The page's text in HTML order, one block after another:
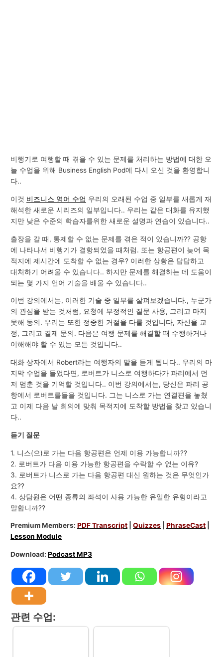
비행기로 여행할 때 겪을 수 있는 문제를 처리하는 방법에 대한 오
늘 수업을 위해 Business English Pod에 다시 오신 것을 환영합니
다..
이것 비즈니스 영어 수업 우리의 오래된 수업 중 일부를 새롭게 재
해석한 새로운 시리즈의 일부입니다.. 우리는 같은 대화를 유지했
지만 낮은 수준의 학습자를위한 새로운 설명과 연습이 있습니다..
출장을 갈 때, 통제할 수 없는 문제를 겪은 적이 있습니까?? 공항
에 나타나서 비행기가 결항되었을 때처럼. 또는 항공편이 늦어 목
적지에 제시간에 도착할 수 없는 경우? 이러한 상황은 답답하고
대처하기 어려울 수 있습니다.. 하지만 문제를 해결하는 데 도움이
되는 몇 가지 언어 기술을 배울 수 있습니다..
이번 강의에서는, 이러한 기술 중 일부를 살펴보겠습니다., 누군가
의 관심을 받는 것처럼, 요청에 부정적인 질문 사용, 그리고 마지
못해 동의. 우리는 또한 정중한 거절을 다룰 것입니다, 자신을 교
정, 그리고 결제 문의. 다음은 여행 문제를 해결할 때 수행하거나
이해해야 할 수 있는 모든 것입니다..
대화 상자에서 Robert라는 여행자의 말을 듣게 됩니다.. 우리의 마
지막 수업을 들었다면, 로버트가 니스로 여행하다가 파리에서 먼
저 멈춘 것을 기억할 것입니다.. 이번 강의에서는, 당신은 파리 공
항에서 로버트를들을 것입니다. 그는 니스로 가는 연결편을 놓쳤
고 이제 다음 날 회의에 맞춰 목적지에 도착할 방법을 찾고 있습니
다..
듣기 질문
1. 니스(으)로 가는 다음 항공편은 언제 이용 가능합니까??
2. 로버트가 다음 이용 가능한 항공편을 수락할 수 없는 이유?
3. 로버트가 니스로 가는 다음 항공편 대신 원하는 것은 무엇인가
요??
4. 상담원은 어떤 종류의 좌석이 사용 가능한 유일한 유형이라고
말합니까??
Premium Members:PDF Transcript |Quizzes |PhraseCast
Lesson Module
Download:Podcast MP3
관련 수업: